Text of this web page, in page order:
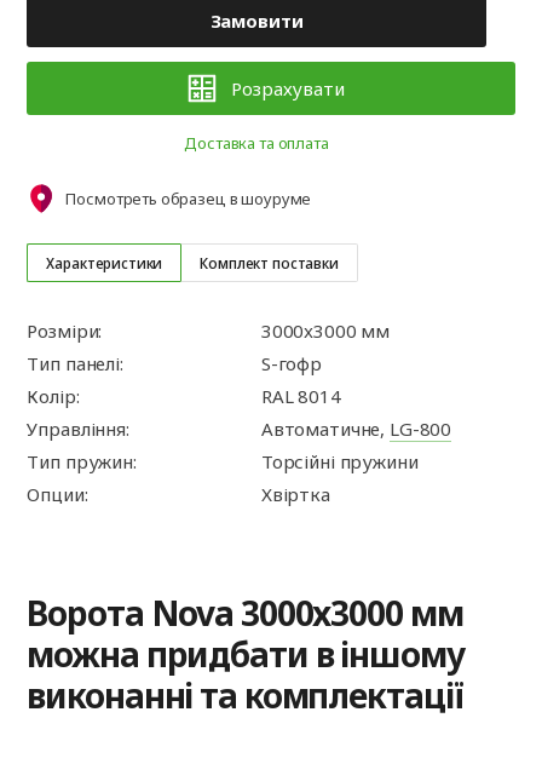
Характеристики Комплект поставки
Розміри:
3000x3000 мм
Тип панелі:
S-гофр
Колір:
RAL 8014
Управління:
Автоматичне, LG-800
Тип пружин:
Торсійні пружини
Опции:
Хвіртка
Замовити
Розрахувати
Доставка та оплата
Посмотреть образец в шоуруме
Ворота Nova 3000x3000 мм
можна придбати в іншому
виконанні та комплектації